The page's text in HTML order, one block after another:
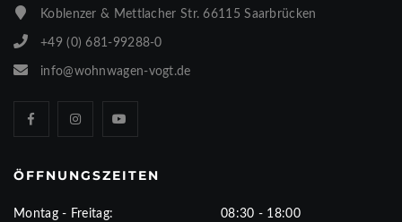
Koblenzer & Mettlacher Str. 66115 Saarbrücken
+49 (0) 681-99288-0
info@wohnwagen-vogt.de
ÖFFNUNGSZEITEN
Montag - Freitag: 08:30 - 18:00